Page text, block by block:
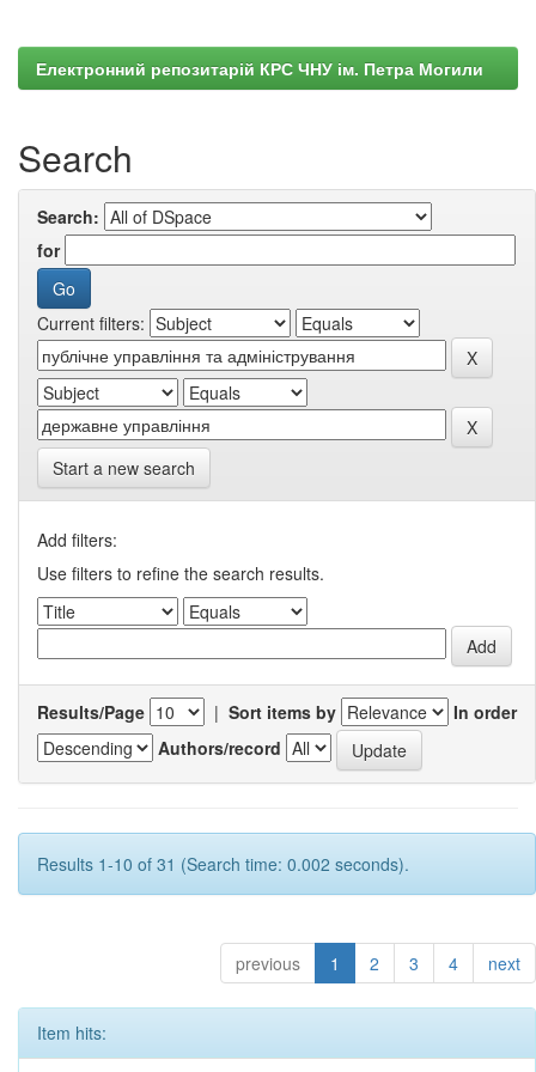
Електронний репозитарій КРС ЧНУ ім. Петра Могили
Search
Search:
for
Current filters:
Start a new search
Add filters:
Use filters to refine the search results.
Results/Page | Sort items by
In order
Authors/record
Results 1-10 of 31 (Search time: 0.002 seconds).
previous 1 2 3 4 next
Item hits: